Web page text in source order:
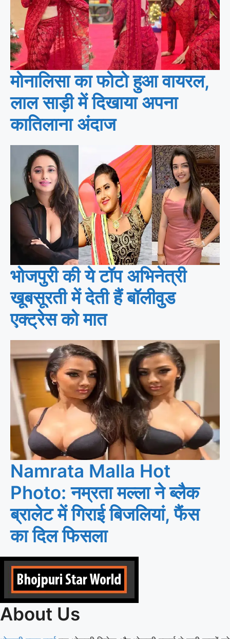
मोनालिसा का फोटो हुआ वायरल,
लाल साड़ी में दिखाया अपना
कातिलाना अंदाज
भोजपुरी की ये टॉप अभिनेत्री
खूबसूरती में देती हैं बॉलीवुड
एक्ट्रेस को मात
Namrata Malla Hot
Photo: नम्रता मल्ला ने ब्लैक
ब्रालेट में गिराई बिजलियां, फैंस
का दिल फिसला
About Us